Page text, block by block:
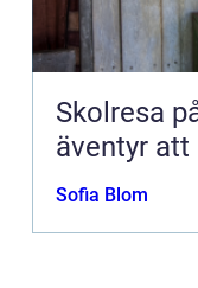
Skolresa
äventyr att
Sofia Blom